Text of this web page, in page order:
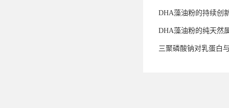
DHA藻油粉的持续创
DHA藻油粉的纯天然
三聚磷酸钠对乳蛋白